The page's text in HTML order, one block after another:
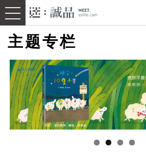
主题专栏